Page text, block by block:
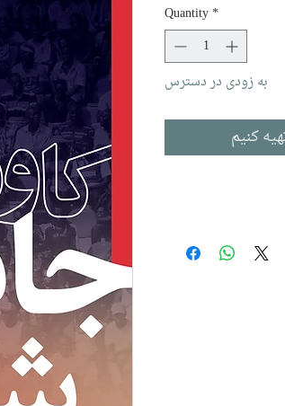
Quantity*
به زودی در دسترس
کنیم